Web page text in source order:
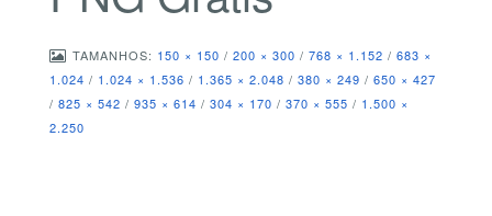
TAMANHOS: 150 × 150 / 200 × 300 / 768 × 1.152 / 683 ×
1.024 / 1.024 × 1.536 / 1.365 × 2.048 / 380 × 249 / 650 × 427
/ 825 × 542 / 935 × 614 / 304 × 170 / 370 × 555 / 1.500 ×
2.250